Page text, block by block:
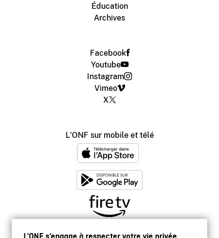
Éducation
Archives
Facebook
Youtube
Instagram
Vimeo
X
L'ONF sur mobile et télé